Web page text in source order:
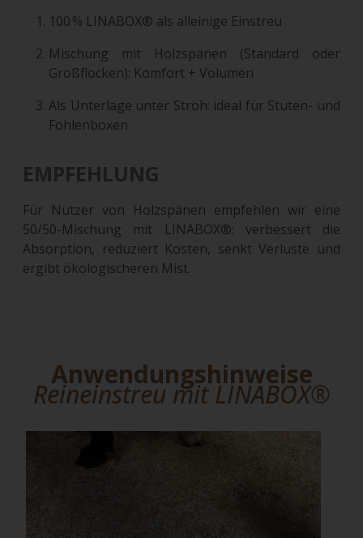
100 % LINABOX® als alleinige Einstreu
Mischung mit Holzspänen (Standard oder
Großflocken): Komfort + Volumen
Als Unterlage unter Stroh: ideal für Stuten- und
Fohlenboxen
EMPFEHLUNG
Für Nutzer von Holzspänen empfehlen wir eine
50/50-Mischung mit LINABOX®: verbessert die
Absorption, reduziert Kosten, senkt Verluste und
ergibt ökologischeren Mist.
Anwendungshinweise
Reineinstreu mit LINABOX®